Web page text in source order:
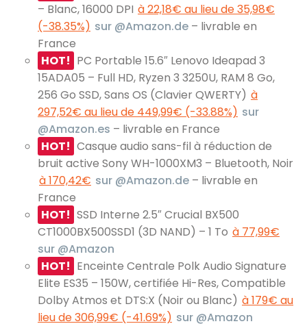
– Blanc, 16000 DPI à 22,18€ au lieu de 35,98€
(-38.35%) sur @Amazon.de – livrable en
France
HOT! PC Portable 15.6″ Lenovo Ideapad 3
15ADA05 – Full HD, Ryzen 3 3250U, RAM 8 Go,
256 Go SSD, Sans OS (Clavier QWERTY) à
297,52€ au lieu de 449,99€ (-33.88%) sur
@Amazon.es – livrable en France
HOT! Casque audio sans-fil à réduction de
bruit active Sony WH-1000XM3 – Bluetooth, Noir
à 170,42€ sur @Amazon.de – livrable en
France
HOT! SSD Interne 2.5″ Crucial BX500
CT1000BX500SSD1 (3D NAND) – 1 To à 77,99€
sur @Amazon
HOT! Enceinte Centrale Polk Audio Signature
Elite ES35 – 150W, certifiée Hi-Res, Compatible
Dolby Atmos et DTS:X (Noir ou Blanc) à 179€ au
lieu de 306,99€ (-41.69%) sur @Amazon